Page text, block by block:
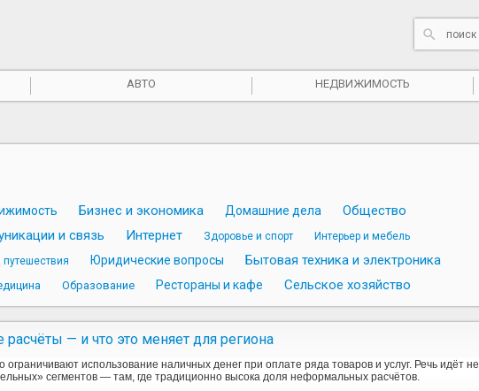
АВТО НЕДВИЖИМОСТЬ
Бизнес и экономика Домашние дела Общество
и связь Интернет Здоровье и спорт
Интерьер и мебель
путешествия Юридические вопросы Бытовая техника и электроника
Образование Рестораны и кафе Сельское хозяйство
— и что это меняет для региона
использование наличных денег при оплате ряда товаров и услуг. Речь идёт не
сегментов — там, где традиционно высока доля неформальных расчётов.